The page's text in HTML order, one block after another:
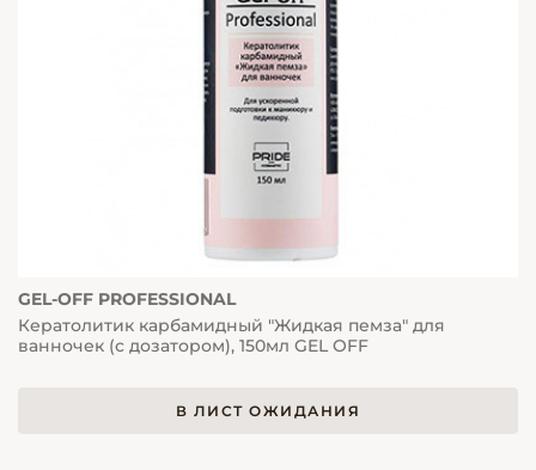
GEL-OFF PROFESSIONAL
Кератолитик карбамидный "Жидкая пемза" для
ванночек (с дозатором), 150мл GEL OFF
В ЛИСТ ОЖИДАНИЯ